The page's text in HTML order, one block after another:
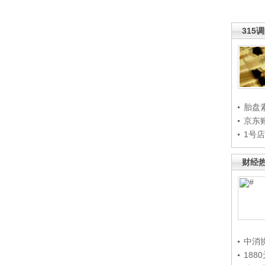
315
胎盘
京东
1号
财经
中消
1880